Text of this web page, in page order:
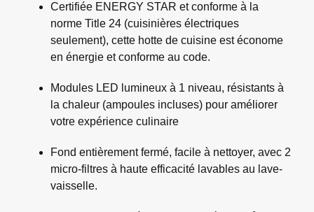
Certifiée ENERGY STAR et conforme à la
norme Title 24 (cuisinières électriques
seulement), cette hotte de cuisine est économe
en énergie et conforme au code.
Modules LED lumineux à 1 niveau, résistants à
la chaleur (ampoules incluses) pour améliorer
votre expérience culinaire
Fond entièrement fermé, facile à nettoyer, avec 2
micro-filtres à haute efficacité lavables au lave-
vaisselle.